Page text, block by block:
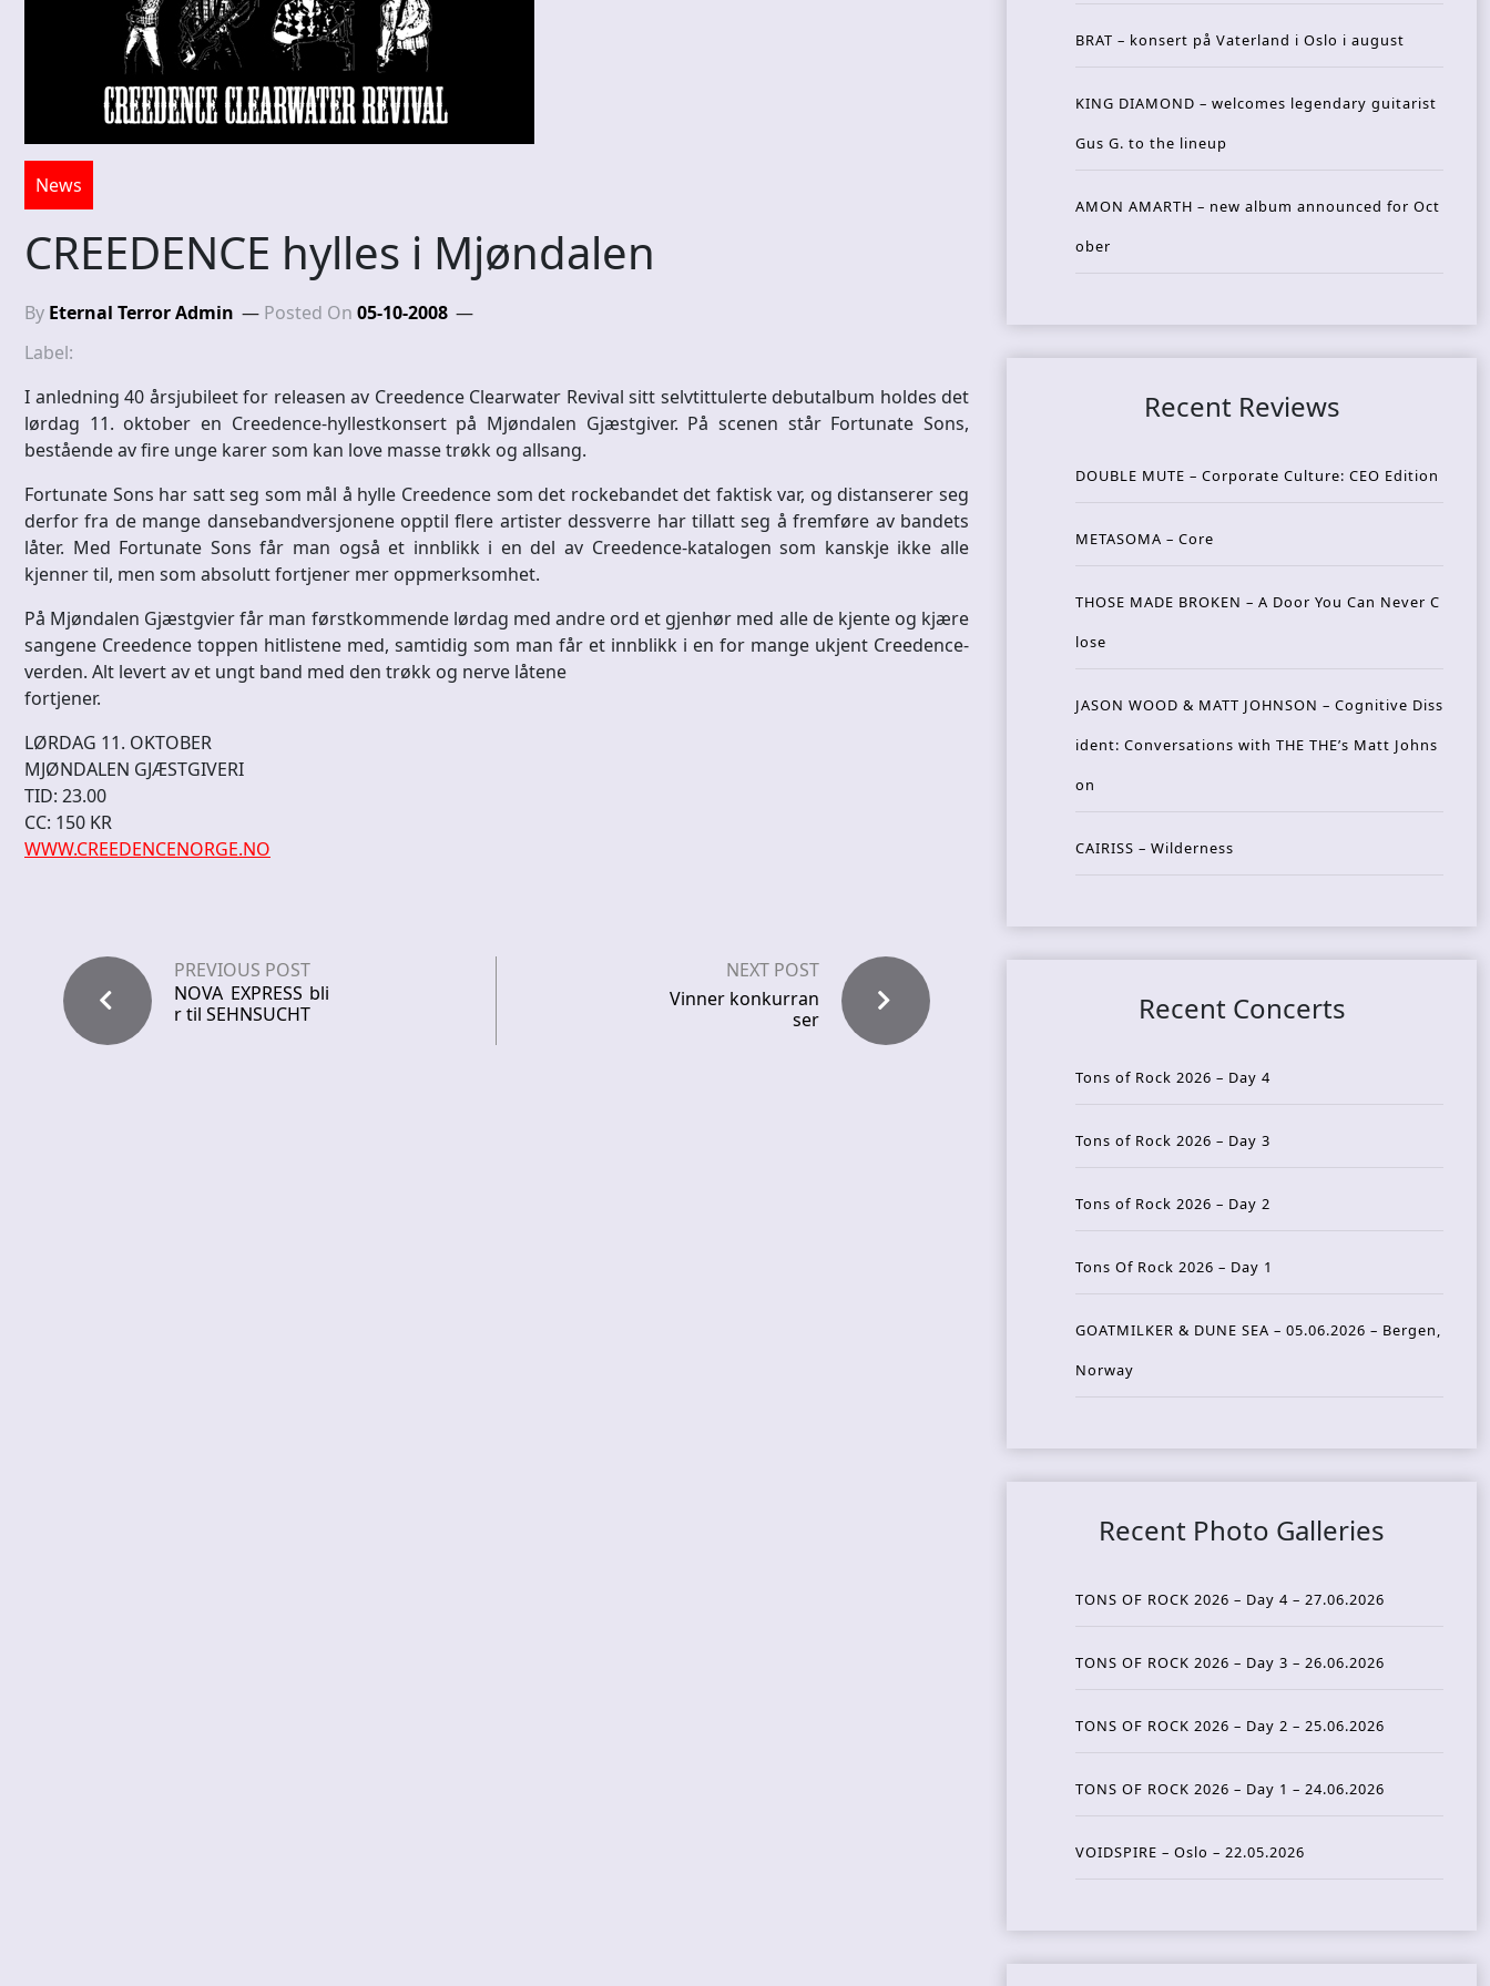
News
CREEDENCE hylles i Mjøndalen
By Eternal Terror Admin Posted On 05-10-2008
Label:
I anledning 40 årsjubileet for releasen av Creedence Clearwater Revival sitt selvtittulerte debutalbum holdes det
lørdag 11. oktober en Creedence-hyllestkonsert på Mjøndalen Gjæstgiver. På scenen står Fortunate Sons,
bestående av fire unge karer som kan love masse trøkk og allsang.
Fortunate Sons har satt seg som mål å hylle Creedence som det rockebandet det faktisk var, og distanserer seg
derfor fra de mange dansebandversjonene opptil flere artister dessverre har tillatt seg å fremføre av bandets
låter. Med Fortunate Sons får man også et innblikk i en del av Creedence-katalogen som kanskje ikke alle
kjenner til, men som absolutt fortjener mer oppmerksomhet.
På Mjøndalen Gjæstgvier får man førstkommende lørdag med andre ord et gjenhør med alle de kjente og kjære
sangene Creedence toppen hitlistene med, samtidig som man får et innblikk i en for mange ukjent Creedence-
verden. Alt levert av et ungt band med den trøkk og nerve låtene
fortjener.
LØRDAG 11. OKTOBER
MJØNDALEN GJÆSTGIVERI
TID: 23.00
CC: 150 KR
WWW.CREEDENCENORGE.NO
PREVIOUS POST
NOVA EXPRESS bli
r til SEHNSUCHT
NEXT POST
Vinner konkurran
ser
BRAT – konsert på Vaterland i Oslo i august
KING DIAMOND – welcomes legendary guitarist
Gus G. to the lineup
AMON AMARTH – new album announced for Oct
ober
Recent Reviews
DOUBLE MUTE – Corporate Culture: CEO Edition
METASOMA – Core
THOSE MADE BROKEN – A Door You Can Never C
lose
JASON WOOD & MATT JOHNSON – Cognitive Diss
ident: Conversations with THE THE’s Matt Johns
on
CAIRISS – Wilderness
Recent Concerts
Tons of Rock 2026 – Day 4
Tons of Rock 2026 – Day 3
Tons of Rock 2026 – Day 2
Tons Of Rock 2026 – Day 1
GOATMILKER & DUNE SEA – 05.06.2026 – Bergen,
Norway
Recent Photo Galleries
TONS OF ROCK 2026 – Day 4 – 27.06.2026
TONS OF ROCK 2026 – Day 3 – 26.06.2026
TONS OF ROCK 2026 – Day 2 – 25.06.2026
TONS OF ROCK 2026 – Day 1 – 24.06.2026
VOIDSPIRE – Oslo – 22.05.2026